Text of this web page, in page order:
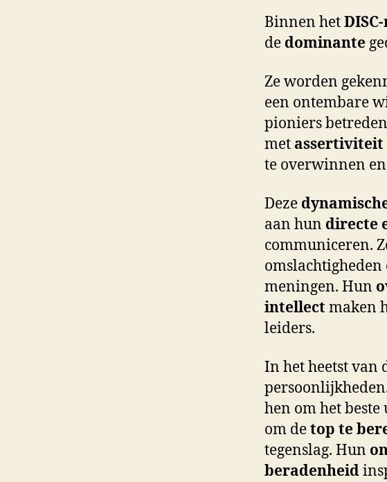
Binnen het
de dominante
Ze worden
een ontembare
pioniers
met assertiviteit
te overwinnen
Deze
aan hun directe
communiceren.
omslachtigheden
meningen. Hun
intellect maken
leiders.
In het heetst van
hen om het
om detop te
tegenslag. Hun
beradenheid